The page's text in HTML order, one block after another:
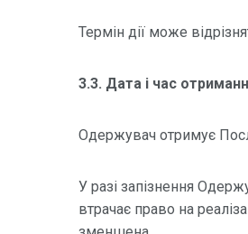
Термін дії може
3.3. Дата і час
Одержувач отримує
У разі запізнення
втрачає право на